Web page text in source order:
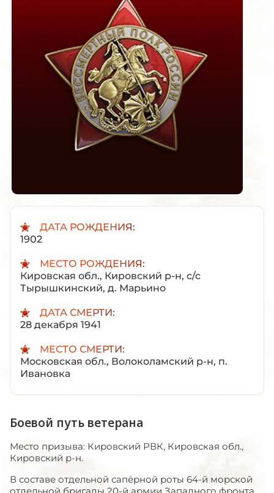
ДАТА РОЖДЕНИЯ:
1902
МЕСТО РОЖДЕНИЯ:
Кировская обл., Кировский р-н, с/с
Тырышкинский, д. Марьино
ДАТА СМЕРТИ:
28 декабря 1941
МЕСТО СМЕРТИ:
Московская обл., Волоколамский р-н, п.
Ивановка
Боевой путь ветерана
Место призыва: Кировский РВК, Кировская обл.,
Кировский р-н.
В составе отдельной сапёрной роты 64-й морской